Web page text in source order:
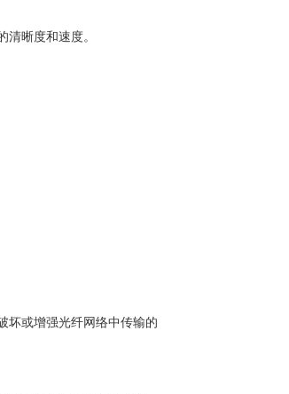
晰度和速度。
坏或增强光纤网络中传输的